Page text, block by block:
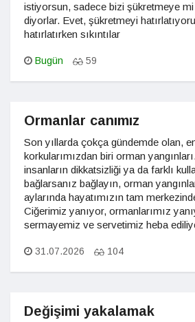
istiyorsun, sadece bizi şükretmeye
diyorlar. Evet, şükretmeyi
hatırlatırken sıkıntılar
Bugün 59
Ormanlar canımız
Son yıllarda çokça gündemde olan,
korkularımızdan biri orman
insanların dikkatsizliği ya da farklı
bağlarsanız bağlayın, orman
aylarında hayatımızın tam
Ciğerimiz yanıyor, ormanlarımız
sermayemiz ve servetimiz heba
31.07.2026 104
Değişimi yakalamak